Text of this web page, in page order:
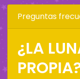
Preguntas
¿LA